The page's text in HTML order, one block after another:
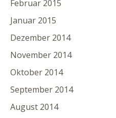
Februar 2015
Januar 2015
Dezember 2014
November 2014
Oktober 2014
September 2014
August 2014